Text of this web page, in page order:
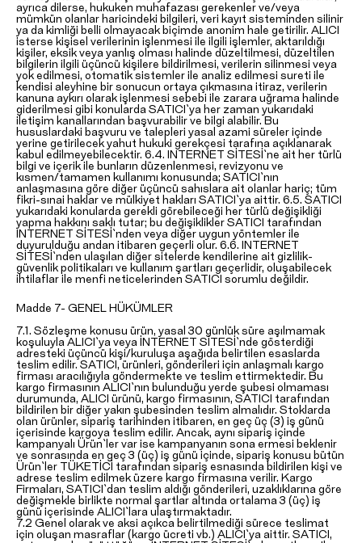
ayrıca dilerse, hukuken muhafazası gerekenler ve/veya
mümkün olanlar haricindeki bilgileri, veri kayıt sisteminden silinir
ya da kimliği belli olmayacak biçimde anonim hale getirilir. ALICI
isterse kişisel verilerinin işlenmesi ile ilgili işlemler, aktarıldığı
kişiler, eksik veya yanlış olması halinde düzeltilmesi, düzeltilen
bilgilerin ilgili üçüncü kişilere bildirilmesi, verilerin silinmesi veya
yok edilmesi, otomatik sistemler ile analiz edilmesi sureti ile
kendisi aleyhine bir sonucun ortaya çıkmasına itiraz, verilerin
kanuna aykırı olarak işlenmesi sebebi ile zarara uğrama halinde
giderilmesi gibi konularda SATICI`ya her zaman yukarıdaki
iletişim kanallarından başvurabilir ve bilgi alabilir. Bu
hususlardaki başvuru ve talepleri yasal azami süreler içinde
yerine getirilecek yahut hukuki gerekçesi tarafına açıklanarak
kabul edilmeyebilecektir. 6.4. INTERNET SİTESİ`ne ait her türlü
bilgi ve içerik ile bunların düzenlenmesi, revizyonu ve
kısmen/tamamen kullanımı konusunda; SATICI`nın
anlaşmasına göre diğer üçüncü sahıslara ait olanlar hariç; tüm
fikri-sınai haklar ve mülkiyet hakları SATICI`ya aittir. 6.5. SATICI
yukarıdaki konularda gerekli görebileceği her türlü değişikliği
yapma hakkını saklı tutar; bu değişiklikler SATICI tarafından
INTERNET SİTESİ`nden veya diğer uygun yöntemler ile
duyurulduğu andan itibaren geçerli olur. 6.6. INTERNET
SİTESİ`nden ulaşılan diğer sitelerde kendilerine ait gizlilik-
güvenlik politikaları ve kullanım şartları geçerlidir, oluşabilecek
ihtilaflar ile menfi neticelerinden SATICI sorumlu değildir.
Madde 7- GENEL HÜKÜMLER
7.1. Sözleşme konusu ürün, yasal 30 günlük süre aşılmamak
koşuluyla ALICI`ya veya İNTERNET SİTESİ`nde gösterdiği
adresteki üçüncü kişi/kuruluşa aşağıda belirtilen esaslarda
teslim edilir. SATICI, ürünleri, gönderileri için anlaşmalı kargo
firması aracılığıyla göndermekte ve teslim ettirmektedir. Bu
kargo firmasının ALICI`nın bulunduğu yerde şubesi olmaması
durumunda, ALICI ürünü, kargo firmasının, SATICI tarafından
bildirilen bir diğer yakın şubesinden teslim almalıdır. Stoklarda
olan ürünler, sipariş tarihinden itibaren, en geç üç (3) iş günü
içerisinde kargoya teslim edilir. Ancak, aynı sipariş içinde
kampanyalı Ürün`ler var ise kampanyanın sona ermesi beklenir
ve sonrasında en geç 3 (üç) iş günü içinde, sipariş konusu bütün
Ürün`ler TÜKETİCİ tarafından sipariş esnasında bildirilen kişi ve
adrese teslim edilmek üzere kargo firmasına verilir. Kargo
Firmaları, SATICI`dan teslim aldığı gönderileri, uzaklıklarına göre
değişmekle birlikte normal şartlar altında ortalama 3 (üç) iş
günü içerisinde ALICI`lara ulaştırmaktadır.
7.2 Genel olarak ve aksi açıkca belirtilmediği sürece teslimat
için oluşan masraflar (kargo ücreti vb.) ALICI`ya aittir. SATICI,